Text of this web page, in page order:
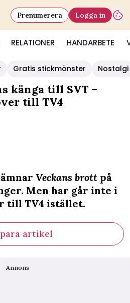
RELATIONER HANDARBETE
Prenumerera Logga in
Gratis stickmönster Nostalgi
känga till SVT –
till TV4
Veckans brott på
Men har går inte i
till TV4 istället.
artikel
Annons